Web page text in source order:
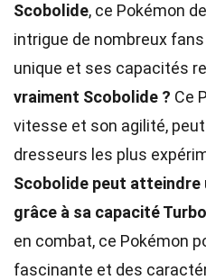
Scobolide, ce Pokémon
intrigue de nombreux
unique et ses capacités
vraiment Scobolide ? Ce
vitesse et son agilité,
dresseurs les plus
Scobolide peut atteindre
grâce à sa capacité
en combat, ce Pokémon
fascinante et des